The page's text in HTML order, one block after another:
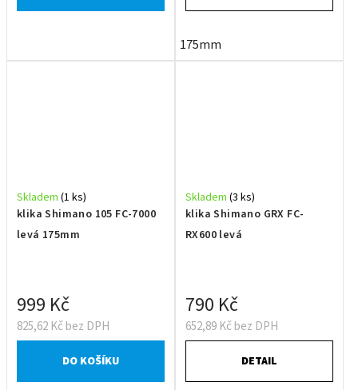
175mm
klika Shimano 105 FC-7000
levá 175mm
Skladem (1 ks)
825,62 Kč bez DPH
999 Kč
DO KOŠÍKU
klika Shimano GRX FC-
RX600 levá
Skladem (3 ks)
652,89 Kč bez DPH
790 Kč
DETAIL